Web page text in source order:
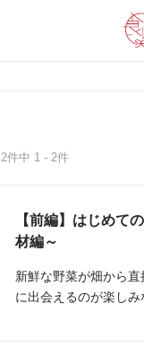
2件中 1 - 2件
【前編】はじめて
材編～
新鮮な野菜が畑から
に出会えるのが楽しみ
に届いた野菜を使っ